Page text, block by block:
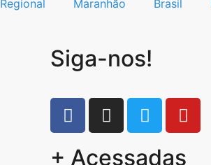
Regional Maranhão Brasil
Siga-nos!
+ Acessadas